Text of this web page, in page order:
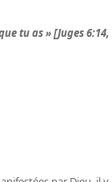
tu as » [Juges